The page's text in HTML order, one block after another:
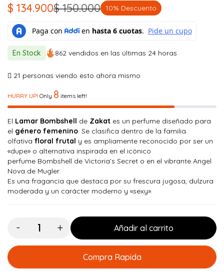
$150.000
El
precio
original
era:
$ 150.000.
$ 134.900
El
precio
actual
es:
$ 134.900.
10% Descuento
En Stock 862 vendidos en las últimas 24 horas
21 personas viendo esto ahora mismo
HURRY UP! Only 8 items left!
El Lamar Bombshell de Zakat es un perfume diseñado para
el género femenino. Se clasifica dentro de la familia
olfativa floral frutal y es ampliamente reconocido por ser un
«dupe» o alternativa inspirada en el icónico
perfume Bombshell de Victoria’s Secret o en el vibrante Angel
Nova de Mugler.
Es una fragancia que destaca por su frescura jugosa, dulzura
moderada y un carácter moderno y «sexy».
Cantidad:
Añadir al carrito
Compra Rapida